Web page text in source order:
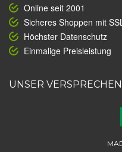
Online seit 2001
Sicheres Shoppen mit
Höchster Datenschutz
Einmalige Preisleistung
UNSER VERSPRECHEN